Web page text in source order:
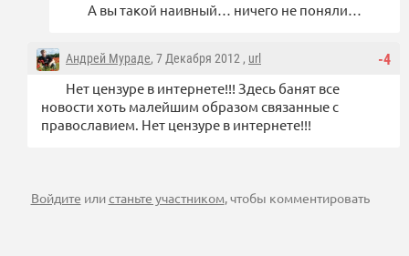
А вы такой наивный… ничего не поняли…
-4
Андрей Мураде, 7 Декабря 2012 , url
Нет цензуре в интернете!!! Здесь банят все
новости хоть малейшим образом связанные с
православием. Нет цензуре в интернете!!!
Войдите илистаньте участником, чтобы комментировать